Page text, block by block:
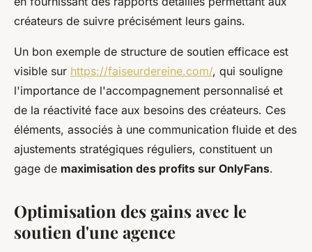
créateurs de suivre précisément leurs gains.
Un bon exemple de structure de soutien efficace est
visible sur https://faiseurdereine.com/, qui souligne
l'importance de l'accompagnement personnalisé et
de la réactivité face aux besoins des créateurs. Ces
éléments, associés à une communication fluide et des
ajustements stratégiques réguliers, constituent un
gage de maximisation des profits sur OnlyFans.
Optimisation des gains avec le
soutien d'une agence